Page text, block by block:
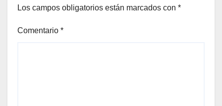
Los campos obligatorios están marcados con *
Comentario *